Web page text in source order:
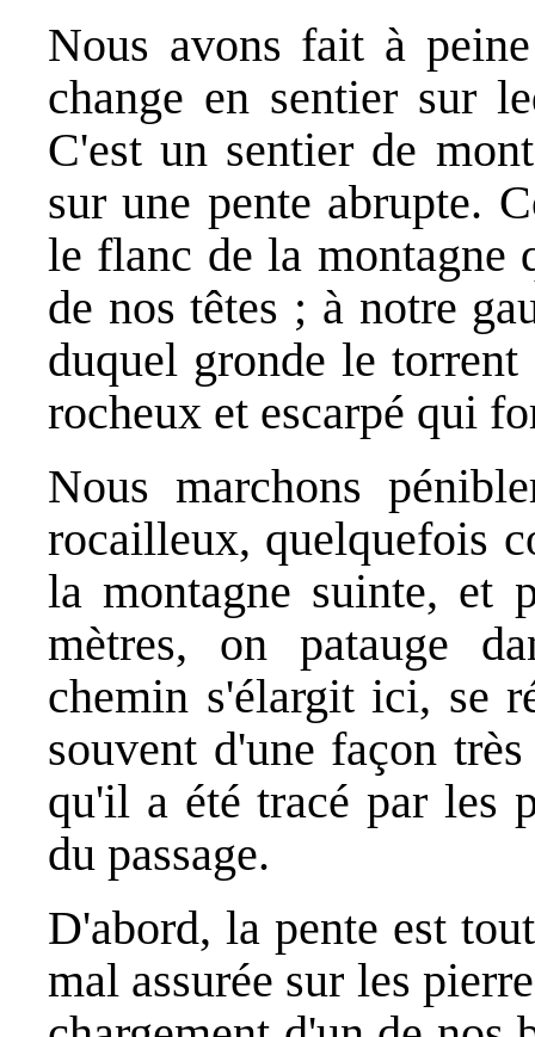
Nous avons fait à
change en sentier sur
C'est un sentier de
sur une pente abrupte.
le flanc de la montagne
de nos têtes ; à notre
duquel gronde le
rocheux et escarpé qui
Nous marchons
rocailleux, quelquefois
la montagne suinte, et
mètres, on patauge
chemin s'élargit ici, se
souvent d'une façon
qu'il a été tracé par les
du passage.
D'abord, la pente est
mal assurée sur les